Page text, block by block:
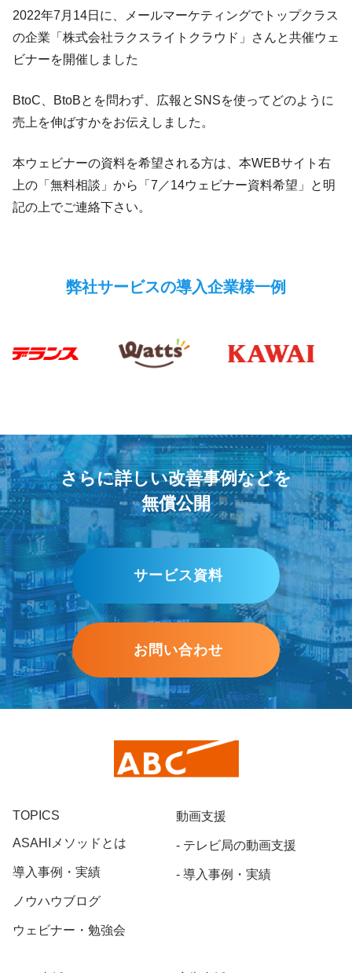
2022年7月14日に、メールマーケティングでトップクラス
の企業「株式会社ラクスライトクラウド」さんと共催ウェ
ビナーを開催しました
BtoC、BtoBとを問わず、広報とSNSを使ってどのように
売上を伸ばすかをお伝えしました。
本ウェビナーの資料を希望される方は、本WEBサイト右
上の「無料相談」から「7／14ウェビナー資料希望」と明
記の上でご連絡下さい。
弊社サービスの導入企業様一例
さらに詳しい改善事例などを
無償公開
サービス資料
お問い合わせ
TOPICS
ASAHIメソッドとは
導入事例・実績
ノウハウブログ
ウェビナー・勉強会
動画支援
テレビ局の動画支援
導入事例・実績